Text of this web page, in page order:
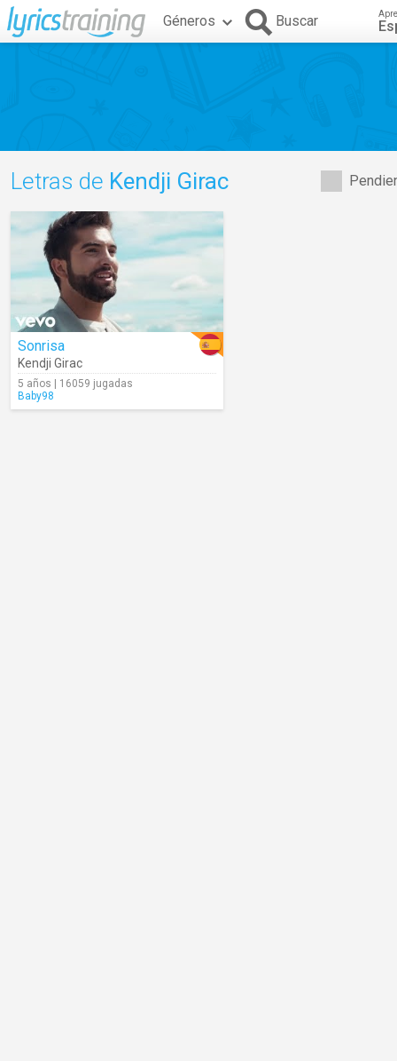
Géneros Buscar
Letras de Kendji Girac
Sonrisa
Kendji Girac
5 años | 16059 jugadas
Baby98